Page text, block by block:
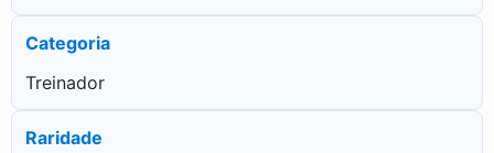
Categoria
Treinador
Raridade